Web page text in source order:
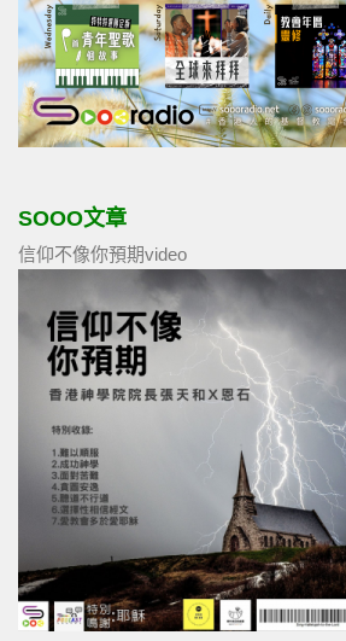
SOOO文章
信仰不像你預期video